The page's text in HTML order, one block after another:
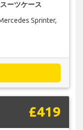
ーツケース
Sprinter,
£419